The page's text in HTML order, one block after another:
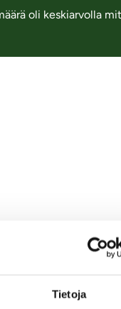
Tietoja
oli keskiarvolla
Modernit